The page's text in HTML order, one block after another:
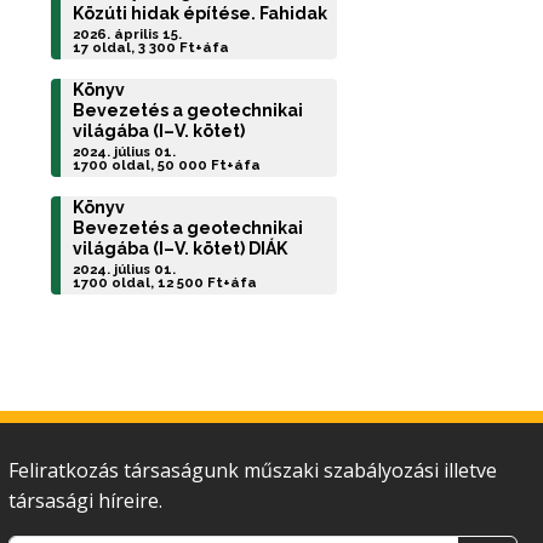
Közúti hidak építése. Fahidak
2026. április 15.
17 oldal, 3 300 Ft+áfa
Könyv
Bevezetés a geotechnikai
világába (I–V. kötet)
2024. július 01.
1700 oldal, 50 000 Ft+áfa
Könyv
Bevezetés a geotechnikai
világába (I–V. kötet) DIÁK
2024. július 01.
1700 oldal, 12 500 Ft+áfa
Feliratkozás társaságunk műszaki szabályozási illetve
társasági híreire.